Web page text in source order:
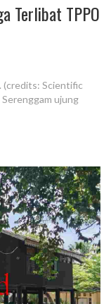
Terlibat TPPO
(credits: Scientific
Serenggam ujung